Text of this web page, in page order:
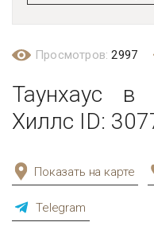
Просмотров:2997
Таунхаус в
Хиллс ID:
Показать на карте
Telegram